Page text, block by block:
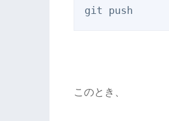
このとき、